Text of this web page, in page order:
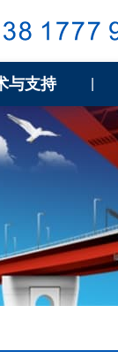
与支持